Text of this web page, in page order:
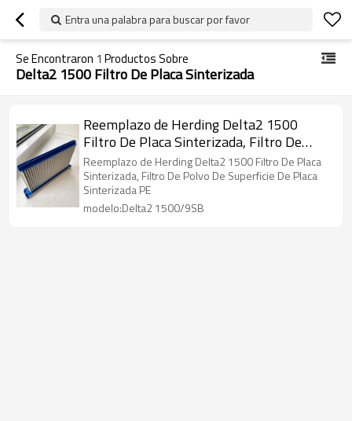
Entra una palabra para buscar por favor
Se Encontraron 1 Productos Sobre
Delta2 1500 Filtro De Placa Sinterizada
Reemplazo de Herding Delta2 1500
Filtro De Placa Sinterizada, Filtro De
Polvo De Superficie De Placa Sinterizada
PE
Reemplazo de Herding Delta2 1500 Filtro De Placa
Sinterizada, Filtro De Polvo De Superficie De Placa
Sinterizada PE
modelo:Delta2 1500/9SB